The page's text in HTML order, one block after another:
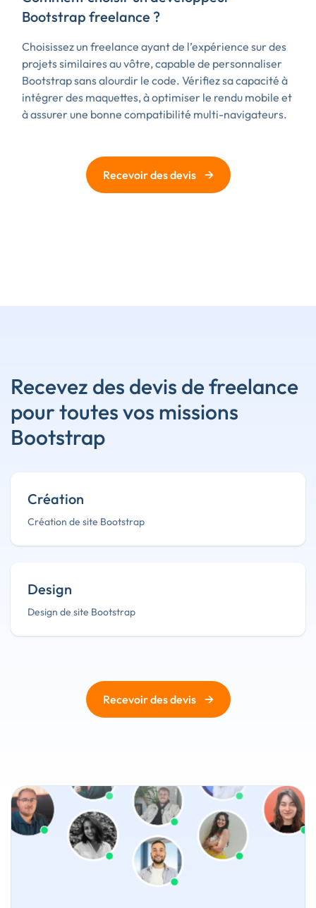
Bootstrap freelance ?
Choisissez un freelance ayant de l’expérience sur des
projets similaires au vôtre, capable de personnaliser
Bootstrap sans alourdir le code. Vérifiez sa capacité à
intégrer des maquettes, à optimiser le rendu mobile et
à assurer une bonne compatibilité multi-navigateurs.
Recevoir des devis →
Recevez des devis de freelance
pour toutes vos missions
Bootstrap
Création
Création de site Bootstrap
Design
Design de site Bootstrap
Recevoir des devis →